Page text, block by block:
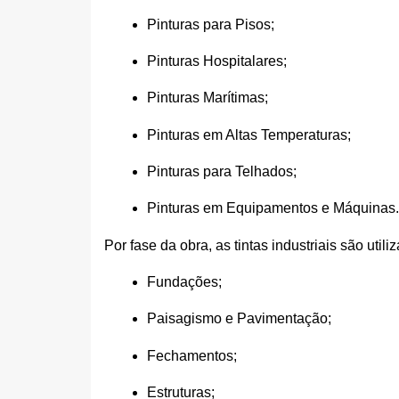
Pinturas para Pisos;
Pinturas Hospitalares;
Pinturas Marítimas;
Pinturas em Altas Temperaturas;
Pinturas para Telhados;
Pinturas em Equipamentos e Máquinas.
Por fase da obra, as tintas industriais são
Fundações;
Paisagismo e Pavimentação;
Fechamentos;
Estruturas;